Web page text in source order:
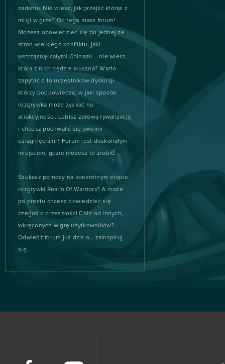
AD 2460 0
AdVenture Capitalist 0
Age of Musketeers
Alpha Wars
Alto’s Odyssey
Animal Jam
Another Eden
Apex Legends 0
Ash of Gods (B2P) 0
zadania. Nie wiesz, jak przejść którąś z
misji w grze? Od tego masz forum!
Możesz opowiedzieć się po jednej ze
stron wielkiego konfliktu, jaki
wstrząsnął całymi Chinami – nie wiesz,
która z nich będzie słuszna? Warto
zapytać o to uczestników dyskusji
którzy podpowiedzą, w jaki sposób
rozgrywka może zyskać na
atrakcyjności. Lubisz zdrową rywalizację
i chcesz pochwalić się swoimi
osiągnięciami? Forum jest doskonałym
miejscem, gdzie możesz to zrobić!
Szukasz pomocy na konkretnym etapie
rozgrywki Realm Of Warriors? A może
po prostu chcesz dowiedzieć się
czegoś o przeszłości Chin od innych,
wkręconych w grę użytkowników?
Odwiedź forum już dziś o… zainspiruj
się.